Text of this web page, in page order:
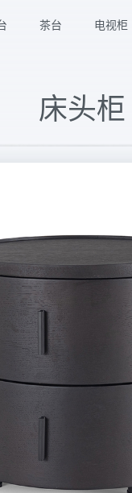
茶台 电视柜
床头柜